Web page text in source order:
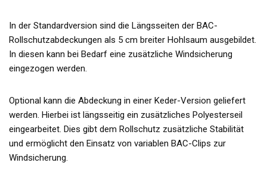
In der Standardversion sind die Längsseiten der BAC-
Rollschutzabdeckungen als 5 cm breiter Hohlsaum ausgebildet.
In diesen kann bei Bedarf eine zusätzliche Windsicherung
eingezogen werden.
Optional kann die Abdeckung in einer Keder-Version geliefert
werden. Hierbei ist längsseitig ein zusätzliches Polyesterseil
eingearbeitet. Dies gibt dem Rollschutz zusätzliche Stabilität
und ermöglicht den Einsatz von variablen BAC-Clips zur
Windsicherung.